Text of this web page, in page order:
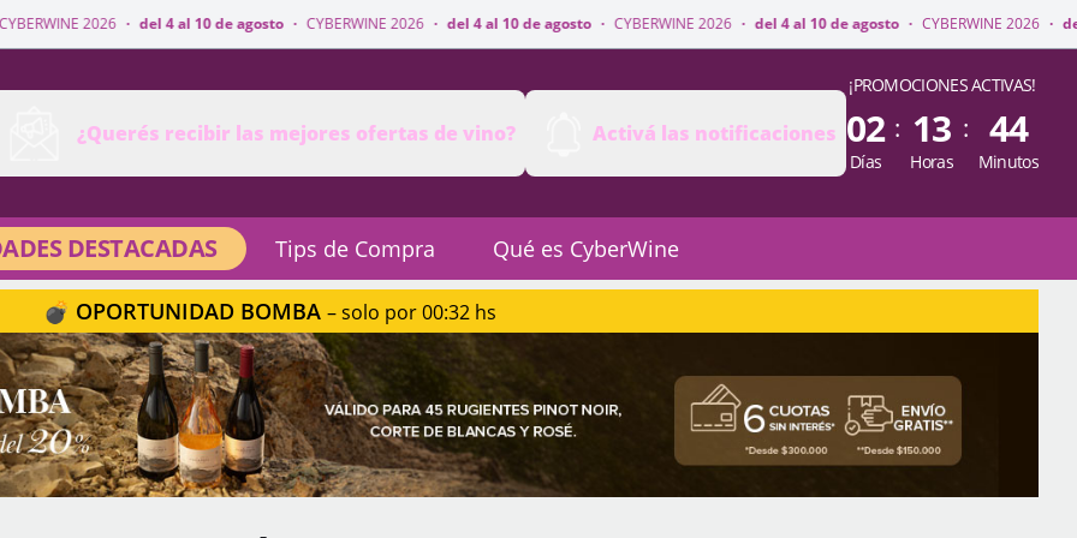
· del 4 al 10 de agosto · CYBERWINE 2026 · del 4 al 10 de agosto · CYBERWINE 2026 · del 4 al 10 de agosto · CYBERWINE 2026 · del 4 al 10 de
¿Querés recibir las mejores ofertas de vino?
Activá las notificaciones
¡PROMOCIONES ACTIVAS!
02
Días
: 13
Horas
: 44
Minutos
DESTACADAS Tips de Compra Qué es CyberWine
💣 OPORTUNIDAD BOMBA – solo por 00:32 hs